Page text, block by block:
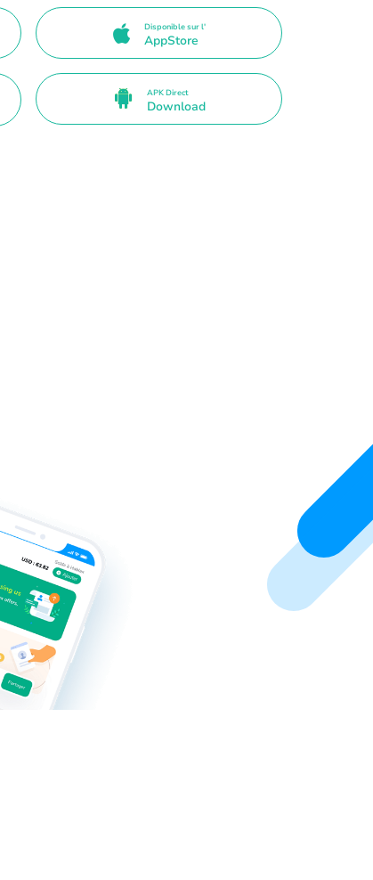
Disponible sur l'
AppStore
APK Direct
Download